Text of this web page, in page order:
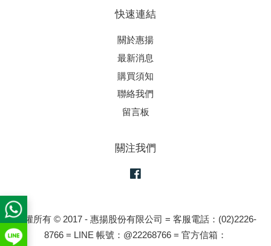
快速連結
關於惠揚
最新消息
購買須知
聯絡我們
留言板
關注我們
版權所有 © 2017 - 惠揚股份有限公司 = 客服電話：(02)2226-
8766 = LINE 帳號：@22268766 = 官方信箱：